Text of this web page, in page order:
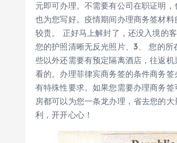
元即可办理。不需要有公司在职证明
也为您写好。疫情期间办理商务签材
较贵。 正好马上解封了，还没入境的
您的护照清晰无反光照片、3、 您的
些以外还需要有预定隔离酒店，往返
看的。办理菲律宾商务签的条件商务
有特殊性要求。如果您需要办理商务
房都可以为您一条龙办理，省去您的
利，开开心心！